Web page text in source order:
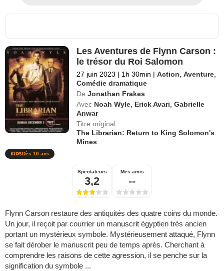
Les Aventures de Flynn Carson :
le trésor du Roi Salomon
27 juin 2023 | 1h 30min | Action,Aventure,
Comédie dramatique
De Jonathan Frakes
Avec Noah Wyle, Erick Avari,Gabrielle
Anwar
Titre original
The Librarian: Return to King Solomon's
Mines
Dès 10 ans
Spectateurs
3,2
Mes amis
--
Flynn Carson restaure des antiquités des quatre coins du monde.
Un jour, il reçoit par courrier un manuscrit égyptien très ancien
portant un mystérieux symbole. Mystérieusement attaqué, Flynn
se fait dérober le manuscrit peu de temps après. Cherchant à
comprendre les raisons de cette agression, il se penche sur la
signification du symbole ...